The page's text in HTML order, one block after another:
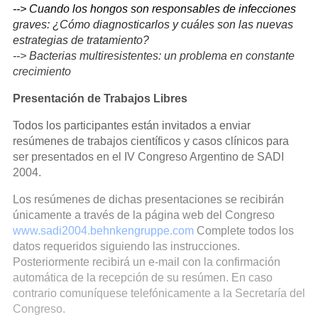
--> Cuando los hongos son responsables de infecciones
graves: ¿Cómo diagnosticarlos y cuáles son las nuevas
estrategias de tratamiento?
--> Bacterias multiresistentes: un problema en constante
crecimiento
Presentación de Trabajos Libres
Todos los participantes están invitados a enviar
resúmenes de trabajos científicos y casos clínicos para
ser presentados en el IV Congreso Argentino de SADI
2004.
Los resúmenes de dichas presentaciones se recibirán
únicamente a través de la página web del Congreso
www.sadi2004.behnkengruppe.com Complete todos los
datos requeridos siguiendo las instrucciones.
Posteriormente recibirá un e-mail con la confirmación
automática de la recepción de su resúmen. En caso
contrario comuníquese telefónicamente a la Secretaría del
Congreso.